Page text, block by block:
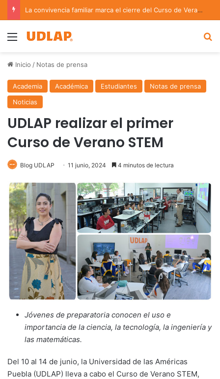
La convivencia familiar marca el cierre del Curso de Verano de Escuelas Aztecas
Menu
Inicio / Notas de prensa
Academia Académica Estudiantes
Notas de prensa
Noticias
UDLAP realizar el primer
Curso de Verano STEM
Blog UDLAP 11 junio, 2024 4 minutos de lectura
Jóvenes de preparatoria conocen el uso e
importancia de la ciencia, la tecnología, la ingeniería y
las matemáticas.
Del 10 al 14 de junio, la Universidad de las Américas
Puebla (UDLAP) lleva a cabo el Curso de Verano STEM,